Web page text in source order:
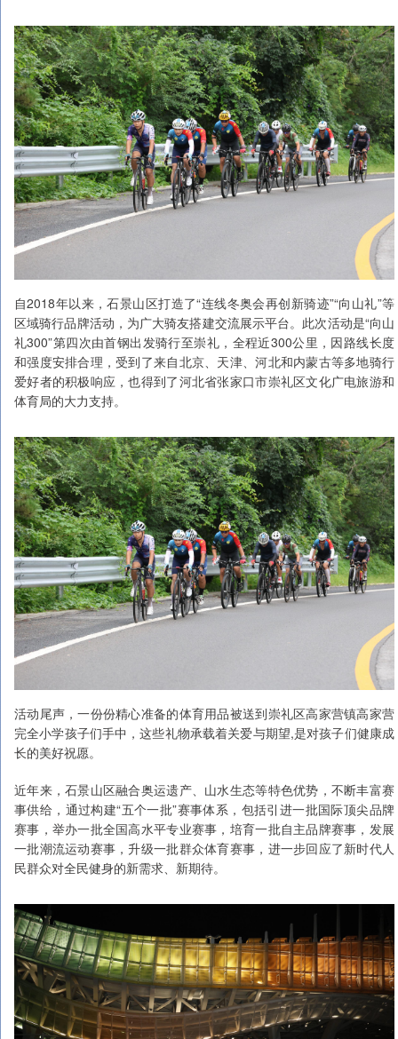
自2018年以来，石景山区打造了“连线冬奥会再创新骑迹”“向山礼”等
区域骑行品牌活动，为广大骑友搭建交流展示平台。此次活动是“向山
礼300”第四次由首钢出发骑行至崇礼，全程近300公里，因路线长度
和强度安排合理，受到了来自北京、天津、河北和内蒙古等多地骑行
爱好者的积极响应，也得到了河北省张家口市崇礼区文化广电旅游和
体育局的大力支持。
活动尾声，一份份精心准备的体育用品被送到崇礼区高家营镇高家营
完全小学孩子们手中，这些礼物承载着关爱与期望,是对孩子们健康成
长的美好祝愿。
近年来，石景山区融合奥运遗产、山水生态等特色优势，不断丰富赛
事供给，通过构建“五个一批”赛事体系，包括引进一批国际顶尖品牌
赛事，举办一批全国高水平专业赛事，培育一批自主品牌赛事，发展
一批潮流运动赛事，升级一批群众体育赛事，进一步回应了新时代人
民群众对全民健身的新需求、新期待。